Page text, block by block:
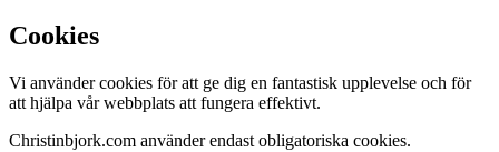
Cookies
Vi använder cookies för att ge dig en fantastisk upplevelse och för
att hjälpa vår webbplats att fungera effektivt.
Christinbjork.com använder endast obligatoriska cookies.